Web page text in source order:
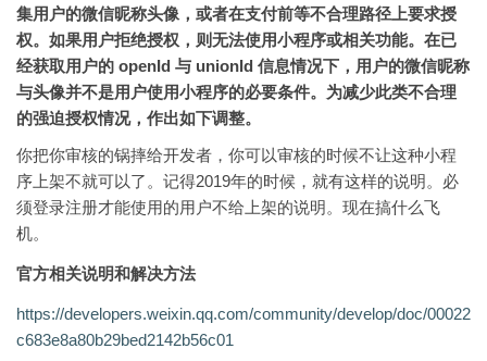
集用户的微信昵称头像，或者在支付前等不合理路径上要求授
权。如果用户拒绝授权，则无法使用小程序或相关功能。在已
经获取用户的 openId 与 unionId 信息情况下，用户的微信昵称
与头像并不是用户使用小程序的必要条件。为减少此类不合理
的强迫授权情况，作出如下调整。
你把你审核的锅摔给开发者，你可以审核的时候不让这种小程
序上架不就可以了。记得2019年的时候，就有这样的说明。必
须登录注册才能使用的用户不给上架的说明。现在搞什么飞
机。
官方相关说明和解决方法
https://developers.weixin.qq.com/community/develop/doc/00022
c683e8a80b29bed2142b56c01